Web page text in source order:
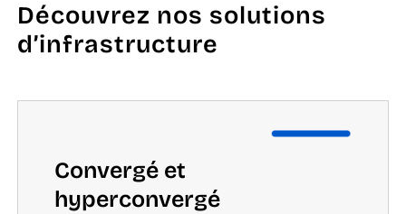
Découvrez nos solutions
d’infrastructure
Convergé et
hyperconvergé